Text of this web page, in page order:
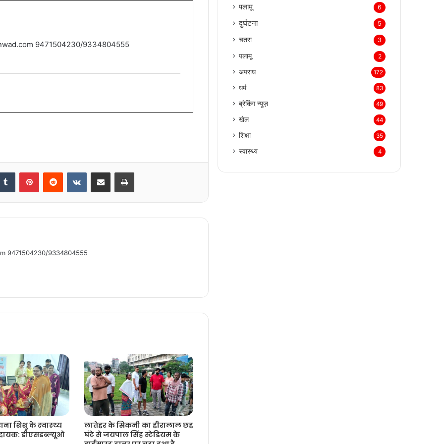
9471504230/9334804555
Tumblr PinterestReddit VKontakteShare via Email Print
9471504230/9334804555
शिशु के स्‍वास्‍थ्‍य
डीएसडब्‍ल्‍यूओ
लातेहर के सिकनी का हीरालाल छह
घंटे से जयपाल सिंह स्टेडियम के
पलामू 6
दुर्घटना 5
चतरा 3
पलामू 2
अपराध 172
धर्म 83
ब्रेकिंग न्यूज़ 49
खेल 44
शिक्षा 35
स्वास्थ्य 4